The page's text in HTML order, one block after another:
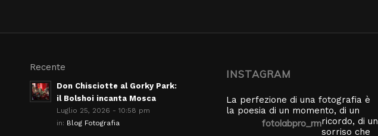
Recente
Don Chisciotte al Gorky Park:
il Bolshoi incanta Mosca
Luglio 25, 2026 - 10:58 pm
in: Blog Fotografia
INSTAGRAM
fotolabpro_rm
La perfezione di una fotografia è
la poesia di un momento, di un
ricordo, di un
sorriso che